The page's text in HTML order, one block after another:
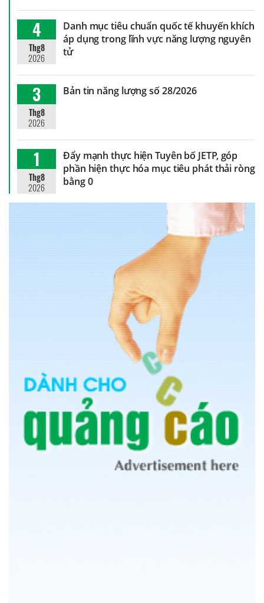
4
Thg8
2026
Danh mục tiêu chuẩn quốc tế khuyến khích
áp dụng trong lĩnh vực năng lượng nguyên
tử
3
Thg8
2026
Bản tin năng lượng số 28/2026
1
Thg8
2026
Đẩy mạnh thực hiện Tuyên bố JETP, góp
phần hiện thực hóa mục tiêu phát thải ròng
bằng 0